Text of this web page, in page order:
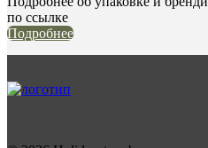
по ссылке
Подробнее